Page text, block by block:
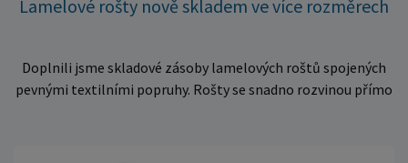
Lamelové rošty nově skladem ve více rozměrech
Doplnili jsme skladové zásoby lamelových roštů spojených
pevnými textilními popruhy. Rošty se snadno rozvinou přímo